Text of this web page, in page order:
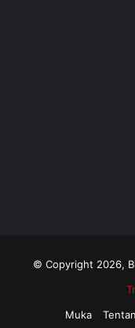
© Copyright 2026,
Muka